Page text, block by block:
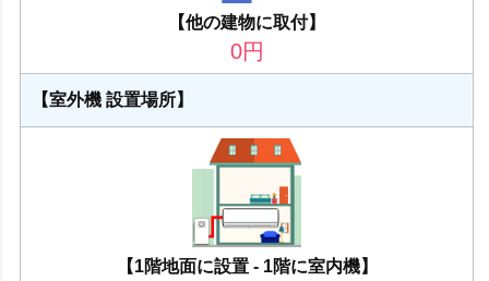
【他の建物に取付】
0円
【室外機 設置場所】
【1階地面に設置 - 1階に室内機】